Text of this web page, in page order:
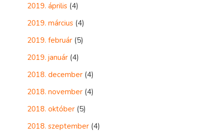
2019. április (4)
2019. március (4)
2019. február (5)
2019. január (4)
2018. december (4)
2018. november (4)
2018. október (5)
2018. szeptember (4)